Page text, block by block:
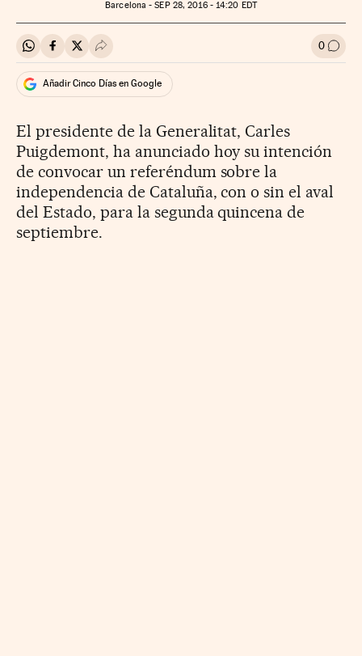
Barcelona -SEP28, 2016 - 14:20 EDT
Compartir en Whatsapp
Compartir en Facebook
Compartir en Twitter
Desplegar Redes Sociales 0 Ir a
Añadir Cinco Días en Google
El presidente de la Generalitat, Carles
Puigdemont, ha anunciado hoy su intención
de convocar un referéndum sobre la
independencia de Cataluña, con o sin el aval
del Estado, para la segunda quincena de
septiembre.